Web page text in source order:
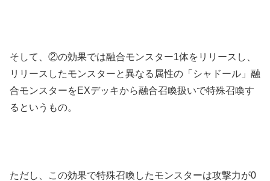
そして、②の効果では融合モンスター1体をリリースし、
リリースしたモンスターと異なる属性の「シャドール」融
合モンスターをEXデッキから融合召喚扱いで特殊召喚す
るというもの。
ただし、この効果で特殊召喚したモンスターは攻撃力が0